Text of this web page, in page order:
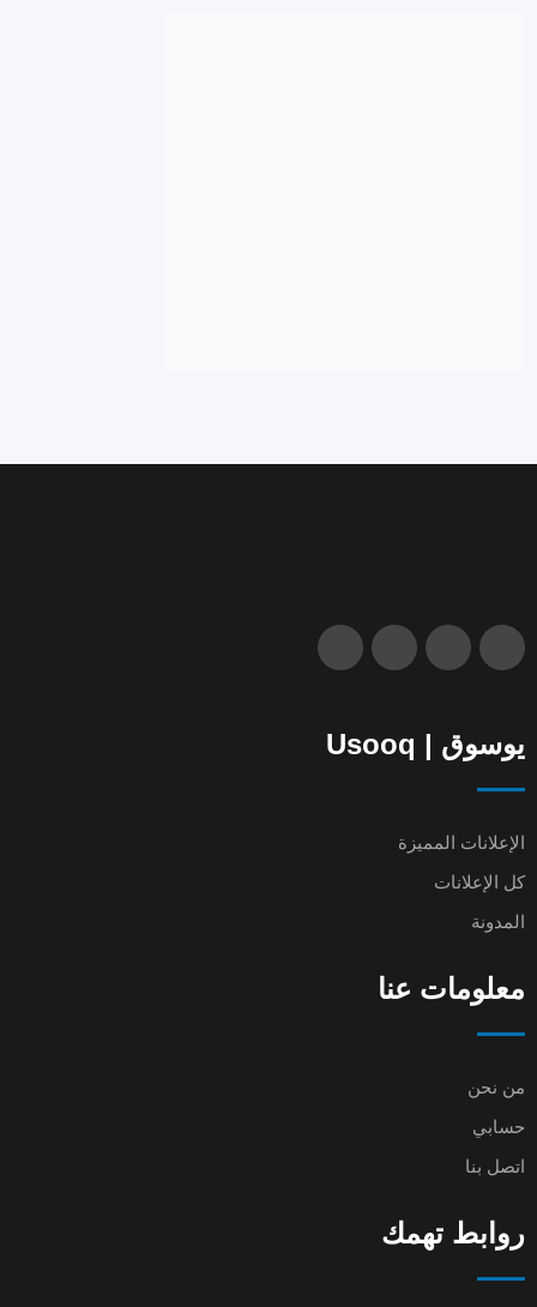
يوسوق | Usooq
الإعلانات المميزة
كل الإعلانات
المدونة
معلومات عنا
من نحن
حسابي
اتصل بنا
روابط تهمك